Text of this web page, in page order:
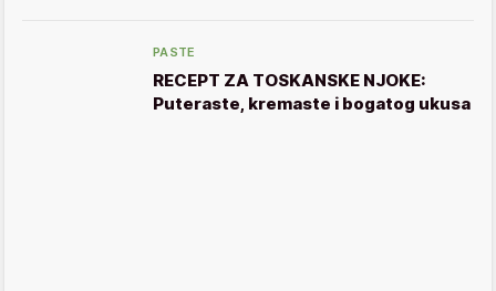
PASTE
RECEPT ZA TOSKANSKE NJOKE:
Puteraste, kremaste i bogatog ukusa